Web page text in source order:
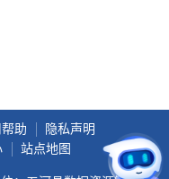
助
隐私声明
站点地图